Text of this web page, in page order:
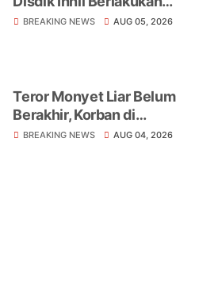
Belajar dari Rumah di
BREAKING NEWS AUG 05, 2026
Teror Monyet Liar Belum
Berakhir, Korban di
Tembilahan Terus
BREAKING NEWS AUG 04, 2026